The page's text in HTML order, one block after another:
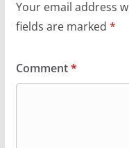
Your email address
fields are marked *
Comment*